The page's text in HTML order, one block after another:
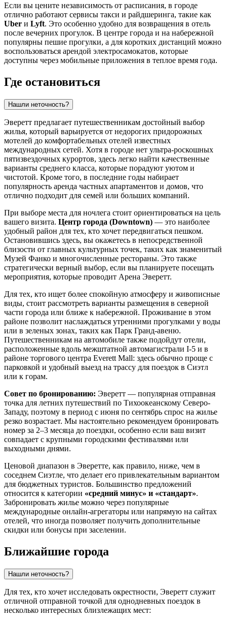
Если вы цените независимость от расписания, в городе
отлично работают сервисы такси и райдшеринга, такие как
Uber и Lyft. Это особенно удобно для возвращения в отель
после вечерних прогулок. В центре города и на набережной
популярны пешие прогулки, а для коротких дистанций можно
воспользоваться арендой электросамокатов, которые
доступны через мобильные приложения в теплое время года.
Где остановиться
Нашли неточность?
Эверетт предлагает путешественникам достойный выбор
жилья, который варьируется от недорогих придорожных
мотелей до комфортабельных отелей известных
международных сетей. Хотя в городе нет ультра-роскошных
пятизвездочных курортов, здесь легко найти качественные
варианты среднего класса, которые порадуют уютом и
чистотой. Кроме того, в последние годы набирает
популярность аренда частных апартаментов и домов, что
отлично подходит для семей или больших компаний.
При выборе места для ночлега стоит ориентироваться на цель
вашего визита. Центр города (Downtown) — это наиболее
удобный район для тех, кто хочет передвигаться пешком.
Остановившись здесь, вы окажетесь в непосредственной
близости от главных культурных точек, таких как знаменитый
Музей Фанко и многочисленные рестораны. Это также
стратегически верный выбор, если вы планируете посещать
мероприятия, которые проводит Арена Эверетт.
Для тех, кто ищет более спокойную атмосферу и живописные
виды, стоит рассмотреть варианты размещения в северной
части города или ближе к набережной. Проживание в этом
районе позволит наслаждаться утренними прогулками у воды
или в зеленых зонах, таких как Парк Гранд-авеню.
Путешественникам на автомобиле также подойдут отели,
расположенные вдоль межштатной автомагистрали I-5 и в
районе торгового центра Everett Mall: здесь обычно проще с
парковкой и удобный выезд на трассу для поездок в Сиэтл
или к горам.
Совет по бронированию: Эверетт — популярная отправная
точка для летних путешествий по Тихоокеанскому Северо-
Западу, поэтому в период с июня по сентябрь спрос на жилье
резко возрастает. Мы настоятельно рекомендуем бронировать
номер за 2–3 месяца до поездки, особенно если ваш визит
совпадает с крупными городскими фестивалями или
выходными днями.
Ценовой диапазон в Эверетте, как правило, ниже, чем в
соседнем Сиэтле, что делает его привлекательным вариантом
для бюджетных туристов. Большинство предложений
относится к категории «средний минус» и «стандарт».
Забронировать жилье можно через популярные
международные онлайн-агрегаторы или напрямую на сайтах
отелей, что иногда позволяет получить дополнительные
скидки или бонусы при заселении.
Ближайшие города
Нашли неточность?
Для тех, кто хочет исследовать окрестности, Эверетт служит
отличной отправной точкой для однодневных поездок в
несколько интересных близлежащих мест: